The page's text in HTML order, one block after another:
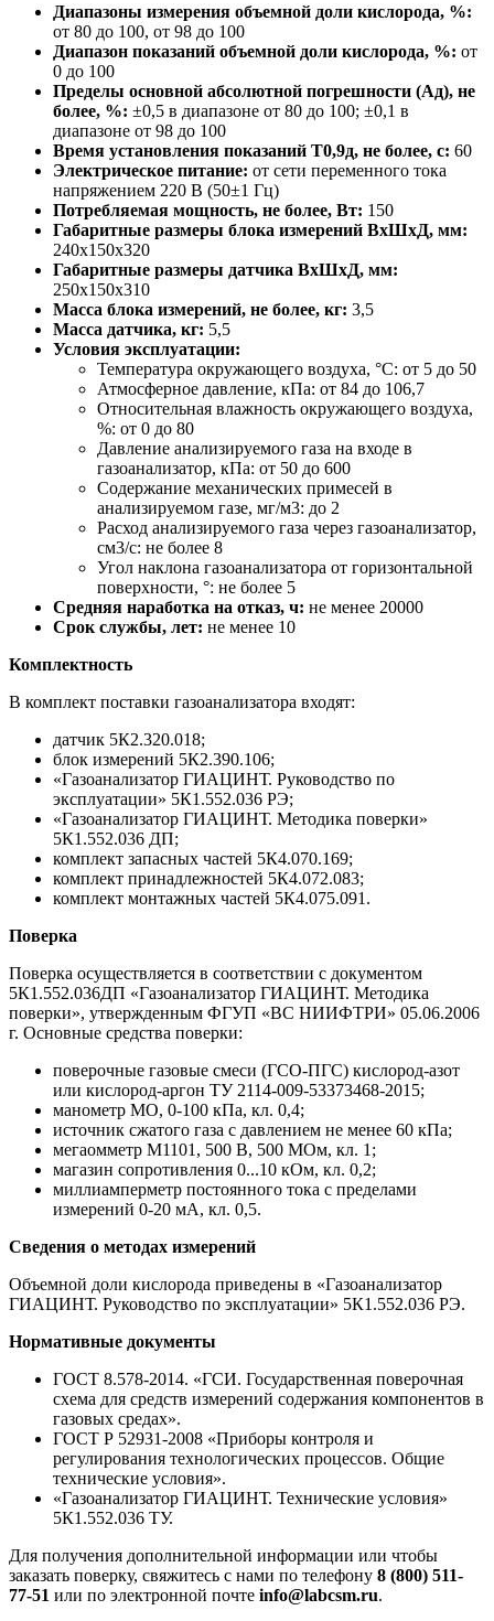
Диапазоны измерения объемной доли кислорода, %:
от 80 до 100, от 98 до 100
Диапазон показаний объемной доли кислорода, %: от
0 до 100
Пределы основной абсолютной погрешности (Ад), не
более, %: ±0,5 в диапазоне от 80 до 100; ±0,1 в
диапазоне от 98 до 100
Время установления показаний Т0,9д, не более, с: 60
Электрическое питание: от сети переменного тока
напряжением 220 В (50±1 Гц)
Потребляемая мощность, не более, Вт: 150
Габаритные размеры блока измерений ВхШхД, мм:
240x150x320
Габаритные размеры датчика ВхШхД, мм:
250x150x310
Масса блока измерений, не более, кг: 3,5
Масса датчика, кг: 5,5
Условия эксплуатации:
Температура окружающего воздуха, °С: от 5 до 50
Атмосферное давление, кПа: от 84 до 106,7
Относительная влажность окружающего воздуха,
%: от 0 до 80
Давление анализируемого газа на входе в
газоанализатор, кПа: от 50 до 600
Содержание механических примесей в
анализируемом газе, мг/м3: до 2
Расход анализируемого газа через газоанализатор,
см3/с: не более 8
Угол наклона газоанализатора от горизонтальной
поверхности, °: не более 5
Средняя наработка на отказ, ч: не менее 20000
Срок службы, лет: не менее 10
Комплектность
В комплект поставки газоанализатора входят:
датчик 5К2.320.018;
блок измерений 5К2.390.106;
«Газоанализатор ГИАЦИНТ. Руководство по
эксплуатации» 5К1.552.036 РЭ;
«Газоанализатор ГИАЦИНТ. Методика поверки»
5К1.552.036 ДП;
комплект запасных частей 5К4.070.169;
комплект принадлежностей 5К4.072.083;
комплект монтажных частей 5К4.075.091.
Поверка
Поверка осуществляется в соответствии с документом
5К1.552.036ДП «Газоанализатор ГИАЦИНТ. Методика
поверки», утвержденным ФГУП «ВС НИИФТРИ» 05.06.2006
г. Основные средства поверки:
поверочные газовые смеси (ГСО-ПГС) кислород-азот
или кислород-аргон ТУ 2114-009-53373468-2015;
манометр МО, 0-100 кПа, кл. 0,4;
источник сжатого газа с давлением не менее 60 кПа;
мегаомметр М1101, 500 В, 500 МОм, кл. 1;
магазин сопротивления 0...10 кОм, кл. 0,2;
миллиамперметр постоянного тока с пределами
измерений 0-20 мА, кл. 0,5.
Сведения о методах измерений
Объемной доли кислорода приведены в «Газоанализатор
ГИАЦИНТ. Руководство по эксплуатации» 5К1.552.036 РЭ.
Нормативные документы
ГОСТ 8.578-2014. «ГСИ. Государственная поверочная
схема для средств измерений содержания компонентов в
газовых средах».
ГОСТ Р 52931-2008 «Приборы контроля и
регулирования технологических процессов. Общие
технические условия».
«Газоанализатор ГИАЦИНТ. Технические условия»
5К1.552.036 ТУ.
Для получения дополнительной информации или чтобы
заказать поверку, свяжитесь с нами по телефону 8 (800) 511-
77-51 или по электронной почте info@labcsm.ru.